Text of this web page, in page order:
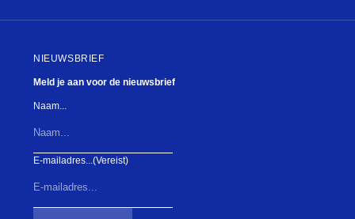
NIEUWSBRIEF
Meld je aan voor de nieuwsbrief
Naam...
E-mailadres...(Vereist)